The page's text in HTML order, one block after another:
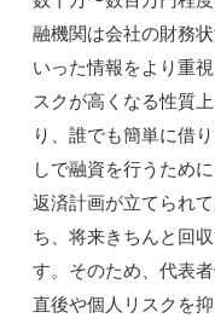
融機関は会社の財務
いった情報をより重
スクが高くなる性質
り、誰でも簡単に借
しで融資を行うため
返済計画が立てられ
ち、将来きちんと回
す。そのため、代表
直後や個人リスクを